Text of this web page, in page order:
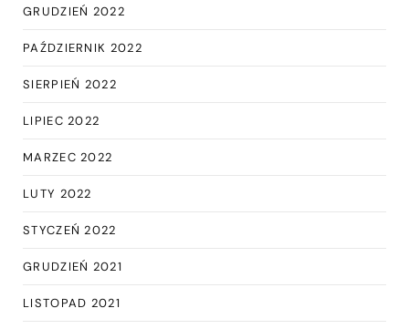
GRUDZIEŃ 2022
PAŹDZIERNIK 2022
SIERPIEŃ 2022
LIPIEC 2022
MARZEC 2022
LUTY 2022
STYCZEŃ 2022
GRUDZIEŃ 2021
LISTOPAD 2021